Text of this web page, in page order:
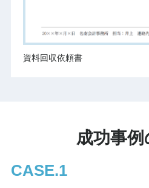
資料回収依頼書
成功事
CASE.